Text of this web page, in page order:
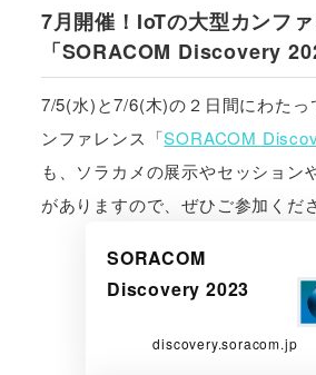
7月開催！IoTの大型カンフ
「SORACOM Discovery
7/5(水)と7/6(木)の２日間にわたっ
ンファレンス「SORACOM
も、ソラカメの展示やセッション
がありますので、ぜひご参加くだ
SORACOM
Discovery 2023
discovery.soracom.jp